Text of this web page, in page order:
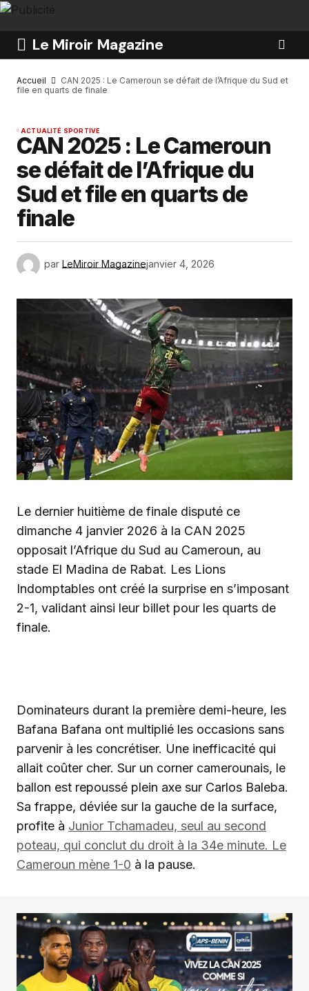
Le Miroir Magazine
Accueil
CAN 2025 : Le Cameroun se défait de l’Afrique du Sud et
file en quarts de finale
ACTUALITÉ SPORTIVE
CAN 2025 : Le Cameroun
se défait de l’Afrique du
Sud et file en quarts de
finale
par LeMiroir Magazinejanvier 4, 2026
‎Le dernier huitième de finale disputé ce
dimanche 4 janvier 2026 à la CAN 2025
opposait l’Afrique du Sud au Cameroun, au
stade El Madina de Rabat. Les Lions
Indomptables ont créé la surprise en s’imposant
2-1, validant ainsi leur billet pour les quarts de
finale.
‎Dominateurs durant la première demi-heure, les
Bafana Bafana ont multiplié les occasions sans
parvenir à les concrétiser. Une inefficacité qui
allait coûter cher. Sur un corner camerounais, le
ballon est repoussé plein axe sur Carlos Baleba.
Sa frappe, déviée sur la gauche de la surface,
profite à Junior Tchamadeu, seul au second
poteau, qui conclut du droit à la 34e minute. Le
Cameroun mène 1-0 à la pause.